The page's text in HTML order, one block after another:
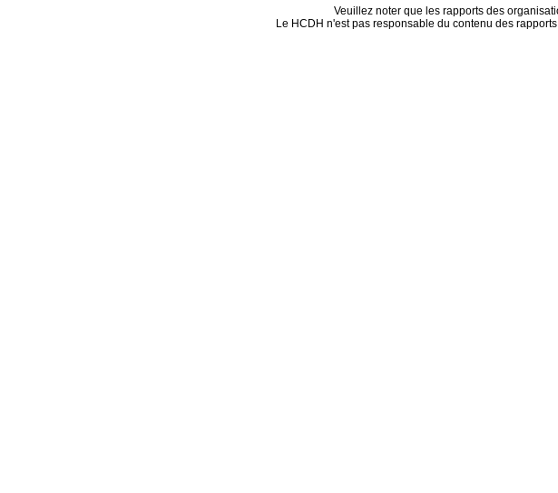
Veuillez noter que les rapports des
Le HCDH n'est pas responsable du contenu des